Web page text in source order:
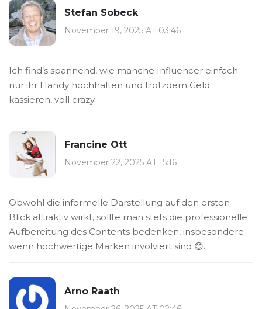
Stefan Sobeck
November 19, 2025 AT 03:46
Ich find’s spannend, wie manche Influencer einfach
nur ihr Handy hochhalten und trotzdem Geld
kassieren, voll crazy.
Francine Ott
November 22, 2025 AT 15:16
Obwohl die informelle Darstellung auf den ersten
Blick attraktiv wirkt, sollte man stets die professionelle
Aufbereitung des Contents bedenken, insbesondere
wenn hochwertige Marken involviert sind 😊.
Arno Raath